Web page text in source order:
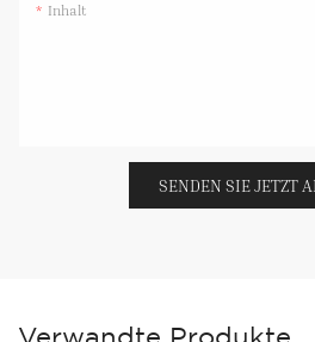
Inhalt
SENDEN SIE JETZT